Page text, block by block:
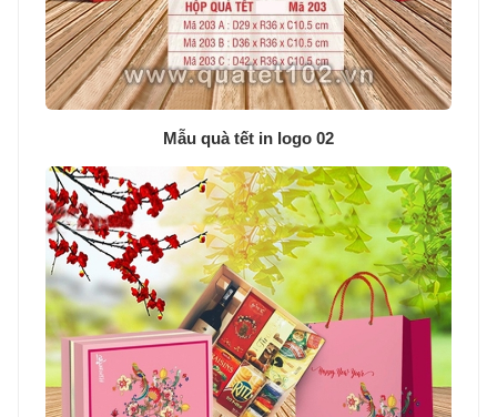
Mẫu quà tết in logo 02